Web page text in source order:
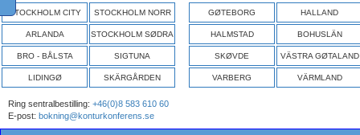
STOCKHOLM CITY STOCKHOLM NORR
ARLANDA STOCKHOLM SØDRA
BRO - BÅLSTA SIGTUNA
LIDINGØ SKÄRGÅRDEN
GØTEBORG HALLAND
HALMSTAD BOHUSLÄN
SKØVDE VÄSTRA GØTALAND
VARBERG VÄRMLAND
Ring sentralbestilling: +46(0)8 583 610 60
E-post: bokning@konturkonferens.se